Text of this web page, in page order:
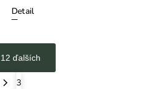
Detail
ďalších
3